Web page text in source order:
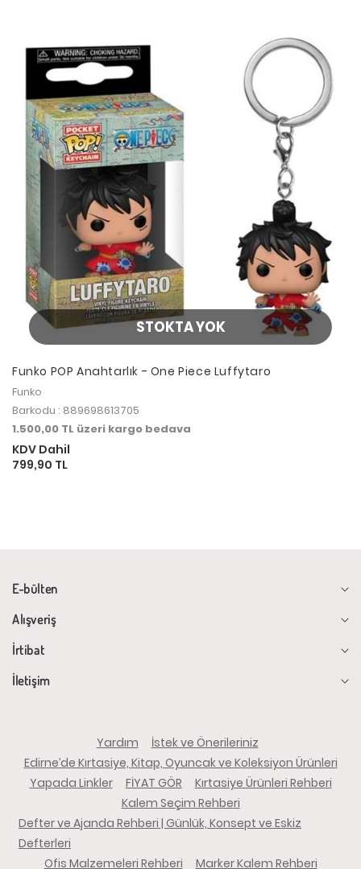
STOKTA YOK
Funko POP Anahtarlık - One Piece Luffytaro
Funko
Barkodu : 889698613705
1.500,00 TL üzeri kargo bedava
KDV Dahil
799,90 TL
E-bülten
Alışveriş
İrtibat
İletişim
Yardım
İstek ve Önerileriniz
Edirne’de Kırtasiye, Kitap, Oyuncak ve Koleksiyon Ürünleri
Yapada Linkler
FİYAT GÖR
Kırtasiye Ürünleri Rehberi
Kalem Seçim Rehberi
Defter ve Ajanda Rehberi | Günlük, Konsept ve Eskiz
Defterleri
Ofis Malzemeleri Rehberi
Marker Kalem Rehberi